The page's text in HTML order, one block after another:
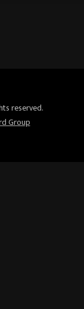
reserved.
Group